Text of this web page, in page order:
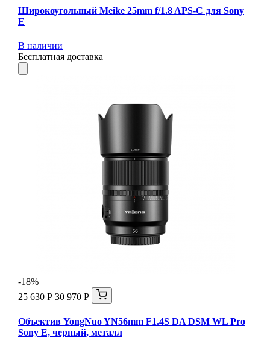
Широкоугольный Meike 25mm f/1.8 APS-C для Sony
E
В наличии
Бесплатная доставка
-18%
25 630 Р 30 970 Р
Объектив YongNuo YN56mm F1.4S DA DSM WL Pro
Sony E, черный, металл